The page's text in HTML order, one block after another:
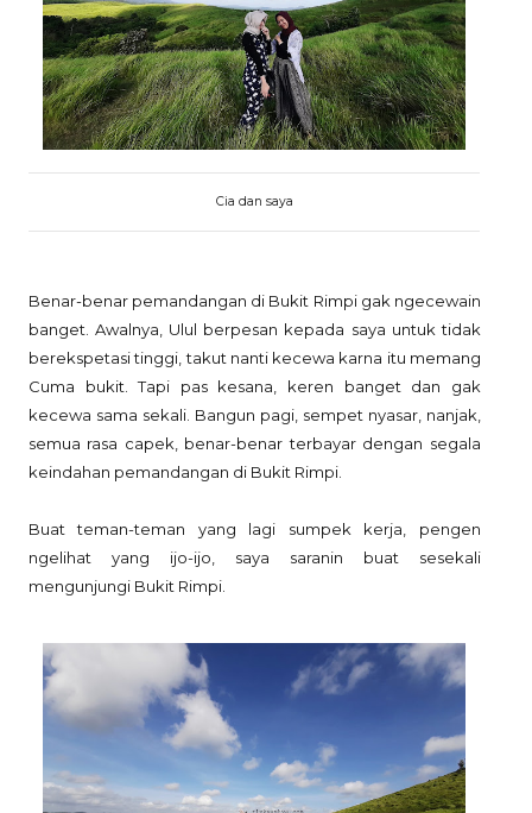
Cia dan saya
Benar-benar pemandangan di Bukit Rimpi gak ngecewain
banget. Awalnya, Ulul berpesan kepada saya untuk tidak
berekspetasi tinggi, takut nanti kecewa karna itu memang
Cuma bukit. Tapi pas kesana, keren banget dan gak
kecewa sama sekali. Bangun pagi, sempet nyasar, nanjak,
semua rasa capek, benar-benar terbayar dengan segala
keindahan pemandangan di Bukit Rimpi.
Buat teman-teman yang lagi sumpek kerja, pengen
ngelihat yang ijo-ijo, saya saranin buat sesekali
mengunjungi Bukit Rimpi.